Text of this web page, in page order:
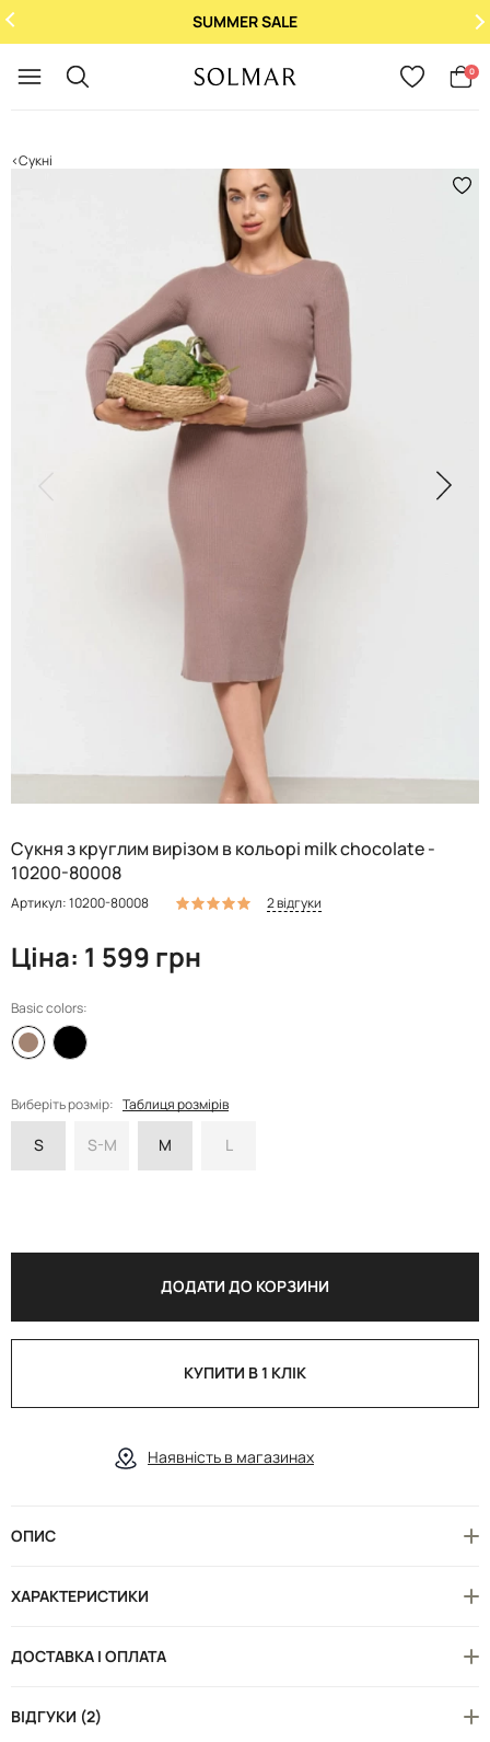
SUMMER SALE
0
Сукні
Сукня з круглим вирізом в кольорі milk chocolate -
10200-80008
Артикул: 10200-80008 2 відгуки
Ціна: 1 599 грн
Basic colors:
Виберіть розмір: Таблиця розмірів
S S-M M L
ДОДАТИ ДО КОРЗИНИ
КУПИТИ В 1 КЛІК
Наявність в магазинах
ОПИС
ХАРАКТЕРИСТИКИ
ДОСТАВКА І ОПЛАТА
ВІДГУКИ (2)